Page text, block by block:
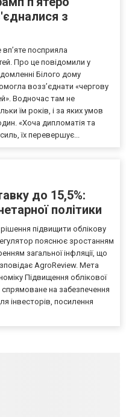
з
посприяла
Про це повідомили у
Білого дому
возз’єднати «чергову
Водночас там не
їм років, і за яких умов
«Хоча дипломатія та
їх перевершує...
до 15,5%:
політики
підвищити облікову
пояснює зростанням
загальної інфляції, що
AgroReview. Мета
Підвищення облікової
на забезпечення
інвесторів, посилення